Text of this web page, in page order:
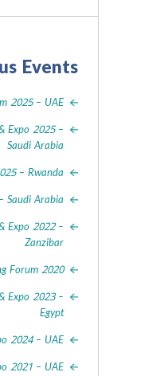
Events
2025 – UAE
Expo 2025 –
Saudi Arabia
– Rwanda
Saudi Arabia
Expo 2022 –
Zanzibar
Forum 2020
Expo 2023 –
Egypt
2024 – UAE
2021 – UAE